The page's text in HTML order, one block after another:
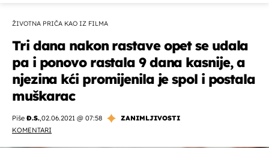
ŽIVOTNA PRIČA KAO IZ FILMA
Tri dana nakon rastave opet se udala
pa i ponovo rastala 9 dana kasnije, a
njezina kći promijenila je spol i postala
muškarac
Piše Đ.S.,02.06.2021 @ 07:58
ZANIMLJIVOSTI
KOMENTARI